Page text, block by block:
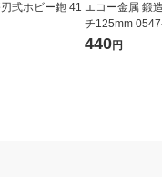
式ホビー鉋 41 エコー金属 鍛
チ125mm
440円